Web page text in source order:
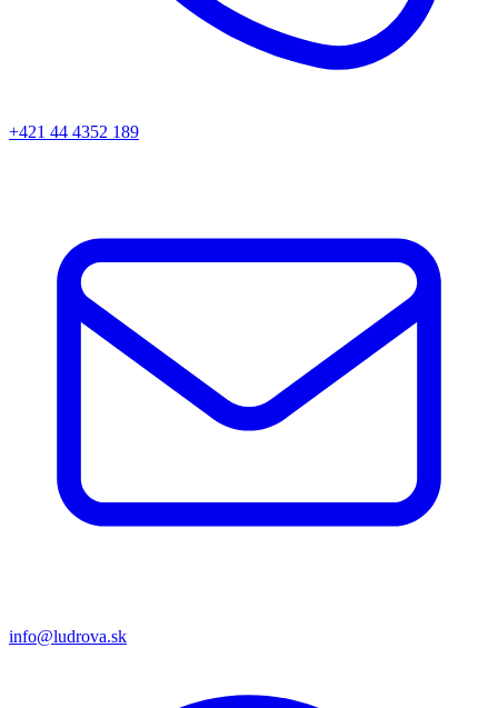
+421 44 4352 189
info@ludrova.sk